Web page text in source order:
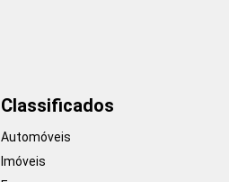
Classificados
Automóveis
Imóveis